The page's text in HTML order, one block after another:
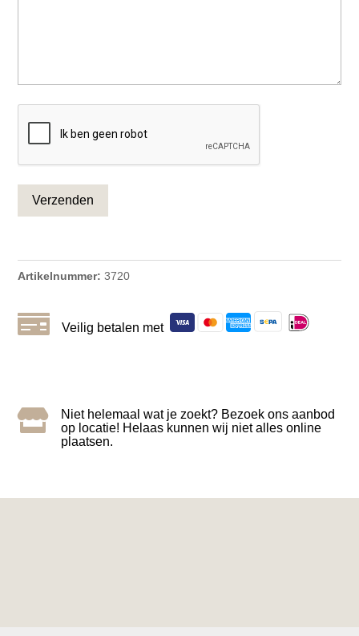
Artikelnummer: 3720
 Veilig betalen met

Niet helemaal wat je zoekt? Bezoek ons aanbod
op locatie! Helaas kunnen wij niet alles online
plaatsen.